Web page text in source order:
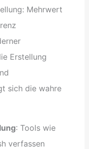
Mehrwert
Erstellung
sich die wahre
: Tools wie
verfassen